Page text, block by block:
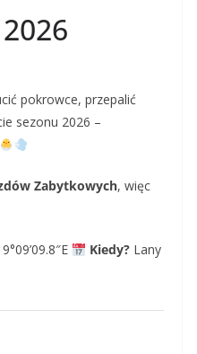
pokrowce, przepalić
sezonu 2026 –
Zabytkowych, więc
Kiedy?Lany